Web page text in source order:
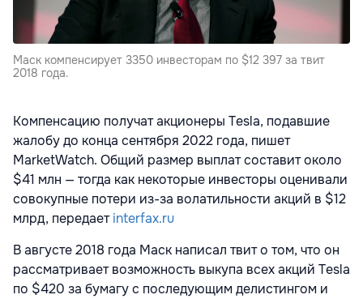
Маск компенсирует 3350 инвесторам по $12 397 за твит
2018 года.
Компенсацию получат акционеры Tesla, подавшие
жалобу до конца сентября 2022 года, пишет
MarketWatch. Общий размер выплат составит около
$41 млн — тогда как некоторые инвесторы оценивали
совокупные потери из-за волатильности акций в $12
млрд, передаетinterfax.ru
В августе 2018 года Маск написал твит о том, что он
рассматривает возможность выкупа всех акций Tesla
по $420 за бумагу с последующим делистингом и